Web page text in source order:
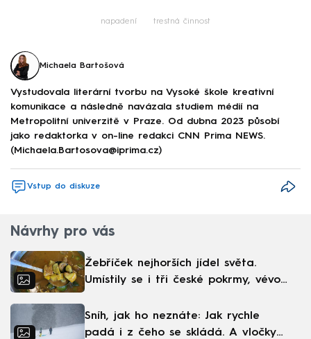
napadení trestná činnost
Michaela Bartošová
Vystudovala literární tvorbu na Vysoké škole kreativní
komunikace a následně navázala studiem médií na
Metropolitní univerzitě v Praze. Od dubna 2023 působí
jako redaktorka v on-line redakci CNN Prima NEWS.
(Michaela.Bartosova@iprima.cz)
Vstup do diskuze
Návrhy pro vás
Žebříček nejhorších jídel světa.
Umístily se i tři české pokrmy, vévodí
Sníh, jak ho neznáte: Jak rychle
padá i z čeho se skládá. A vločky